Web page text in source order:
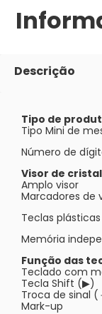
Descrição
Tipo de
Tipo Mini de
Número de
Visor de
Amplo visor
Marcadores de
Teclas plásticas
Memória
Função das
Teclado com
Tecla Shift (▶)
Troca de sinal (
Mark-up